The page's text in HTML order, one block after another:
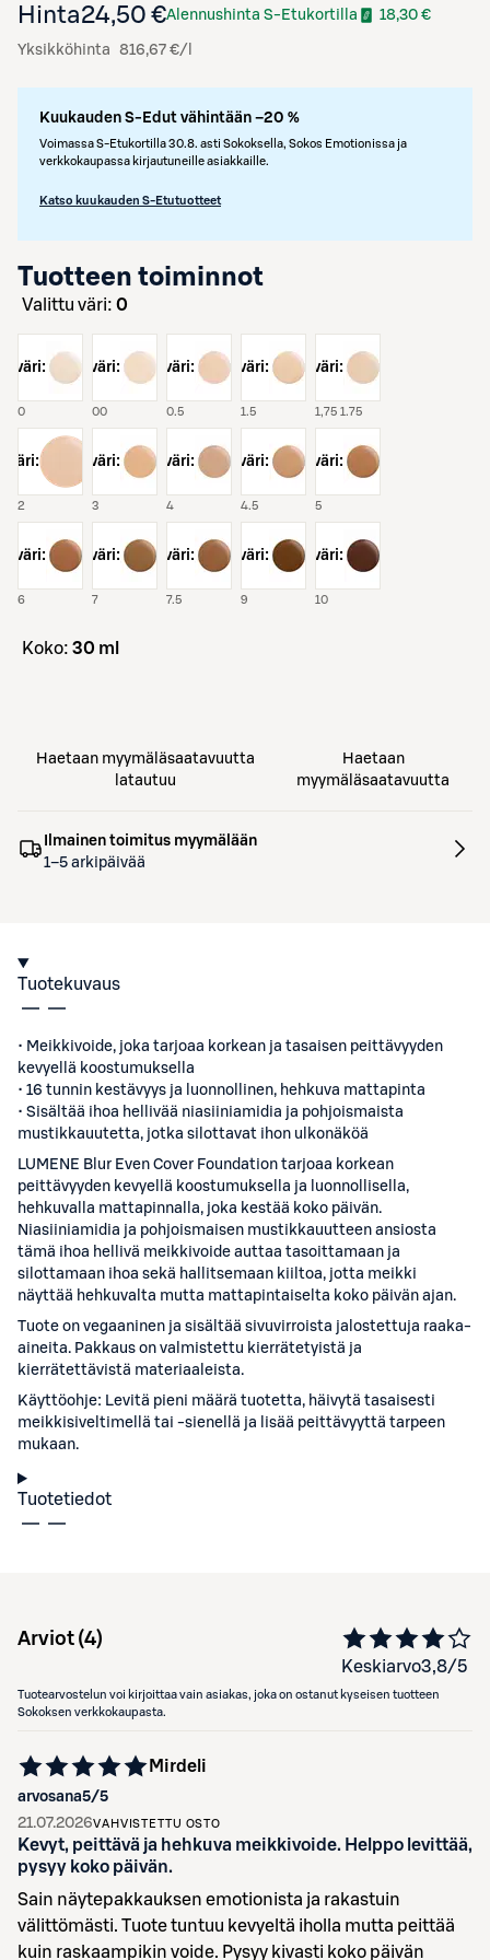
Hinta24,50 €Alennushinta S-Etukortilla 18,30 €
Yksikköhinta 816,67 €/l
Kuukauden S-Edut vähintään –20 %
Voimassa S-Etukortilla 30.8. asti Sokoksella, Sokos Emotionissa ja
verkkokaupassa kirjautuneille asiakkaille.
Katso kuukauden S-Etutuotteet
Tuotteen toiminnot
Valittu väri: 0
väri:
0
väri:
00
väri:
0.5
väri:
1.5
väri:
1,75 1.75
väri:
2
väri:
3
väri:
4
väri:
4.5
väri:
5
väri:
6
väri:
7
väri:
7.5
väri:
9
väri:
10
koko: 30 ml
Haetaan myymäläsaatavuutta
latautuu
Haetaan
myymäläsaatavuutta
Ilmainen toimitus myymälään
1–5 arkipäivää
Tuotekuvaus
• Meikkivoide, joka tarjoaa korkean ja tasaisen peittävyyden
kevyellä koostumuksella
• 16 tunnin kestävyys ja luonnollinen, hehkuva mattapinta
• Sisältää ihoa hellivää niasiiniamidia ja pohjoismaista
mustikkauutetta, jotka silottavat ihon ulkonäköä
LUMENE Blur Even Cover Foundation tarjoaa korkean
peittävyyden kevyellä koostumuksella ja luonnollisella,
hehkuvalla mattapinnalla, joka kestää koko päivän.
Niasiiniamidia ja pohjoismaisen mustikkauutteen ansiosta
tämä ihoa hellivä meikkivoide auttaa tasoittamaan ja
silottamaan ihoa sekä hallitsemaan kiiltoa, jotta meikki
näyttää hehkuvalta mutta mattapintaiselta koko päivän ajan.
Tuote on vegaaninen ja sisältää sivuvirroista jalostettuja raaka-
aineita. Pakkaus on valmistettu kierrätetyistä ja
kierrätettävistä materiaaleista.
Käyttöohje: Levitä pieni määrä tuotetta, häivytä tasaisesti
meikkisiveltimellä tai -sienellä ja lisää peittävyyttä tarpeen
mukaan.
Tuotetiedot
Arviot (4)
Keskiarvo3,8/5
Tuotearvostelun voi kirjoittaa vain asiakas, joka on ostanut kyseisen tuotteen
Sokoksen verkkokaupasta.
arvosana5/5
Mirdeli
21.07.2026VAHVISTETTU OSTO
Kevyt, peittävä ja hehkuva meikkivoide. Helppo levittää,
pysyy koko päivän.
Sain näytepakkauksen emotionista ja rakastuin
välittömästi. Tuote tuntuu kevyeltä iholla mutta peittää
kuin raskaampikin voide. Pysyy kivasti koko päivän